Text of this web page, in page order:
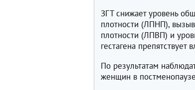
ЗГТ снижает уровень
плотности (ЛПНП),
плотности (ЛПВП) и
гестагена
По результатам
женщин в